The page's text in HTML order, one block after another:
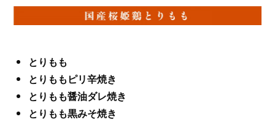
とりもも
とりももピリ辛焼き
とりもも醤油ダレ焼き
とりもも黒みそ焼き